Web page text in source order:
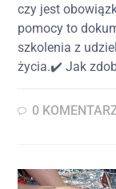
czy jest
pomocy to
szkolenia z
życia.✔️ Jak
0